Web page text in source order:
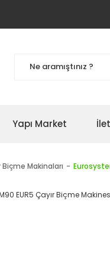
Yapı Market
Biçme Makinaları